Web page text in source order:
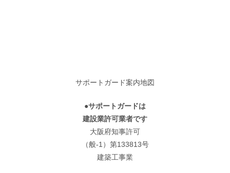
サポートガード案内地図
●サポートガードは
建設業許可業者です
大阪府知事許可
（般-1）第133813号
建築工事業